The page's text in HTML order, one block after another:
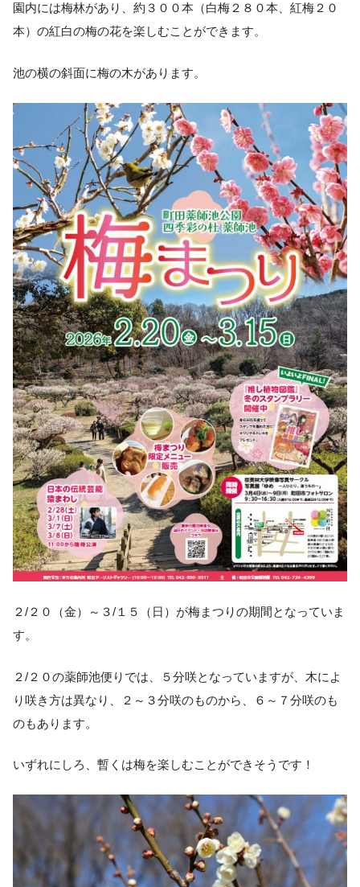
園内には梅林があり、約３００本（白梅２８０本、紅梅２０
本）の紅白の梅の花を楽しむことができます。
池の横の斜面に梅の木があります。
２/２０（金）～３/１５（日）が梅まつりの期間となっていま
す。
２/２０の薬師池便りでは、５分咲となっていますが、木によ
り咲き方は異なり、２～３分咲のものから、６～７分咲のも
のもあります。
いずれにしろ、暫くは梅を楽しむことができそうです！